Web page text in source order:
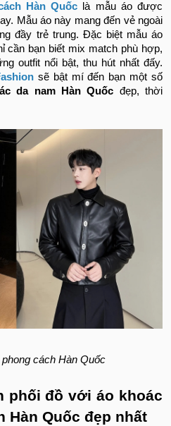
Hàn Quốc là mẫu áo được
Mẫu áo này mang đến vẻ ngoài
đầy trẻ trung. Đặc biệt mẫu áo
cần bạn biết mix match phù hợp,
outfit nổi bật, thu hút nhất đấy.
sẽ bật mí đến bạn một số
da nam Hàn Quốc đẹp, thời
cách Hàn Quốc
phối đồ với áo khoác
Hàn Quốc đẹp nhất